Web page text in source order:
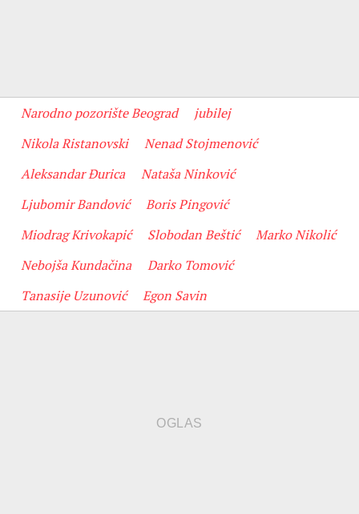
Narodno pozorište Beograd
jubilej
Nikola Ristanovski
Nenad Stojmenović
Aleksandar Đurica
Nataša Ninković
Ljubomir Bandović
Boris Pingović
Miodrag Krivokapić
Slobodan Beštić
Marko Nikolić
Nebojša Kundačina
Darko Tomović
Tanasije Uzunović
Egon Savin